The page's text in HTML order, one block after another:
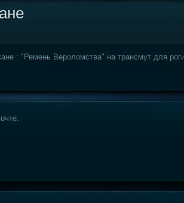
: "Ремень Вероломства" на трансмут для